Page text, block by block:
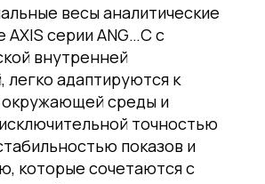
весы аналитические
AXIS серии ANG…С с
внутренней
легко адаптируются к
среды и
точностью
показов и
которые сочетаются с